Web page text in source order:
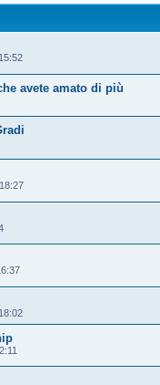
avete amato di più